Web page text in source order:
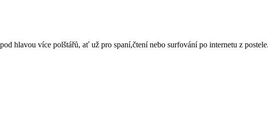
hlavou více polštářů, ať už pro spaní,čtení nebo surfování po internetu z